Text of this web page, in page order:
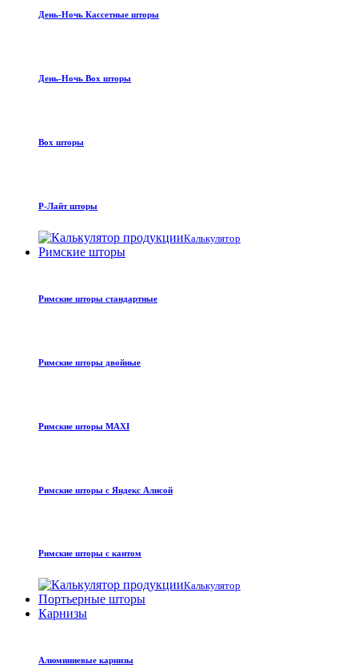
День-Ночь Кассетные шторы
День-Ночь Box шторы
Box шторы
Р-Лайт шторы
Калькулятор
Римские шторы
Римские шторы стандартные
Римские шторы двойные
Римские шторы MAXI
Римские шторы с Яндекс Алисой
Римские шторы с кантом
Калькулятор
Портьерные шторы
Карнизы
Алюминиевые карнизы